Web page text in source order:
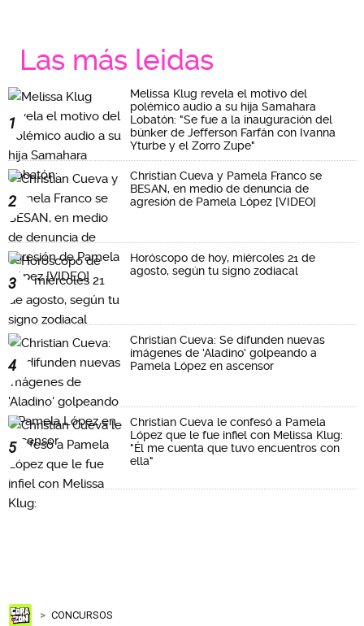
Las más leidas
1
Melissa Klug revela el motivo del
polémico audio a su hija Samahara
Lobatón: "Se fue a la inauguración del
búnker de Jefferson Farfán con Ivanna
Yturbe y el Zorro Zupe"
2
Christian Cueva y Pamela Franco se
BESAN, en medio de denuncia de
agresión de Pamela López [VIDEO]
3
Horóscopo de hoy, miércoles 21 de
agosto, según tu signo zodiacal
4
Christian Cueva: Se difunden nuevas
imágenes de 'Aladino' golpeando a
Pamela López en ascensor
5
Christian Cueva le confesó a Pamela
López que le fue infiel con Melissa Klug:
"Él me cuenta que tuvo encuentros con
ella"
CONCURSOS